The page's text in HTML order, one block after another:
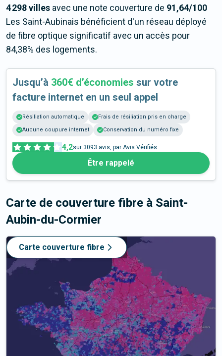
4 298 villes avec une note couverture de 91,64/100
Les Saint-Aubinais bénéficient d'un réseau déployé
de fibre optique significatif avec un accès pour
84,38% des logements.
Jusqu’à 360€ d’économies sur votre
facture internet en un seul appel
Résiliation automatique
Frais de résiliation pris en charge
Aucune coupure internet
Conservation du numéro fixe
4,2sur 3093 avis, par Avis Vérifiés
Être rappelé
Carte de couverture fibre à Saint-
Aubin-du-Cormier
Carte couverture fibre